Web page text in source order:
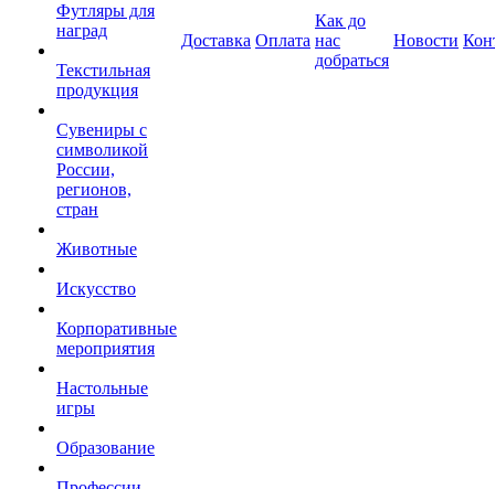
Футляры для
наград
Текстильная
продукция
Сувениры с
символикой
России,
регионов,
стран
Животные
Искусство
Корпоративные
мероприятия
Настольные
игры
Образование
Доставка Оплата
Как до
нас
добраться
Новости